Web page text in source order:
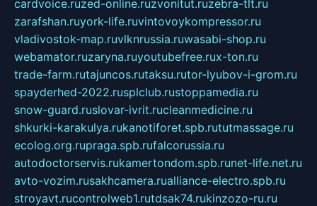
cardvoice.ruzed-online.ruzvonitut.ruzebra-tlt.ru
zarafshan.ruyork-life.ruvintovoykompressor.ru
vladivostok-map.ruvlknrussia.ruwasabi-shop.ru
webamator.ruzaryna.ruyoutubefree.rux-ton.ru
trade-farm.rutajuncos.rutaksu.rutor-lyubov-i-grom.ru
spayderhed-2022.rusplclub.rustoppamedia.ru
snow-guard.ruslovar-ivrit.rucleanmedicine.ru
shkurki-karakulya.rukanotiforet.spb.rututmassage.ru
ecolog.org.rupraga.spb.rufalcorussia.ru
autodoctorservis.rukamertondom.spb.runet-life.net.ru
avto-vozim.rusakhcamera.rualliance-electro.spb.ru
stroyavt.rucontrolweb1.rutdsak74.rukinzozo-ru.ru